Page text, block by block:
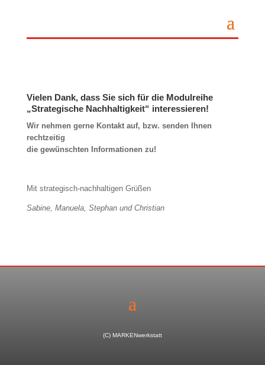
Vielen Dank, dass Sie sich für die Modulreihe
„Strategische Nachhaltigkeit“ interessieren!
Wir nehmen gerne Kontakt auf, bzw. senden Ihnen
rechtzeitig
die gewünschten Informationen zu!
Mit strategisch-nachhaltigen Grüßen
Sabine, Manuela, Stephan und Christian
(C) MARKENwerkstatt